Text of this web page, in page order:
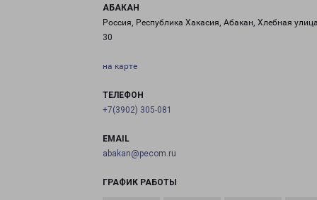
АБАКАН
Россия, Республика Хакасия, Абакан, Хлебная
30
на карте
ТЕЛЕФОН
+7(3902) 305-081
EMAIL
abakan@pecom.ru
ГРАФИК РАБОТЫ